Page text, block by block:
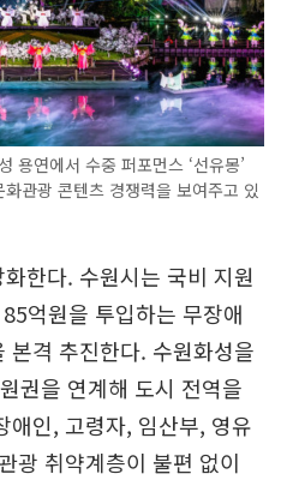
용연에서 수중 퍼포먼스 ‘선유몽’
관광 콘텐츠 경쟁력을 보여주고 있
한다. 수원시는 국비 지원
억원을 투입하는 무장애
본격 추진한다. 수원화성을
권을 연계해 도시 전역을
애인, 고령자, 임산부, 영유
광 취약계층이 불편 없이